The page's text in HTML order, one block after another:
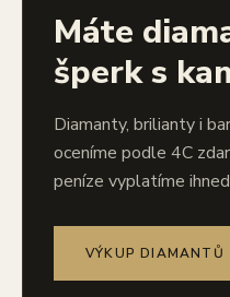
Máte
šperk s
Diamanty, brilianty i
oceníme podle 4C
peníze vyplatíme
VÝKUP DIAMANTŮ